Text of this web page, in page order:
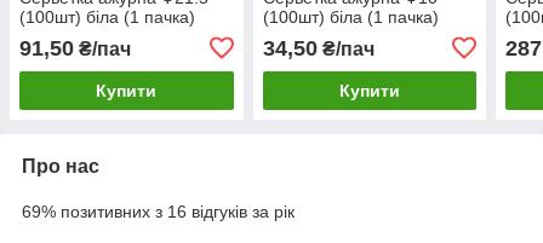
(100шт) біла (1 пачка)
91,50 ₴/пач
Купити
(100шт) біла (1 пачка)
34,50₴/пач
Купити
Про нас
69% позитивних з 16 відгуків за рік